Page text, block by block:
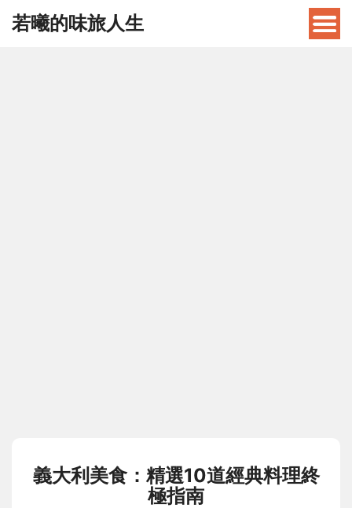
若曦的味旅人生
義大利美食：精選10道經典料理終
極指南